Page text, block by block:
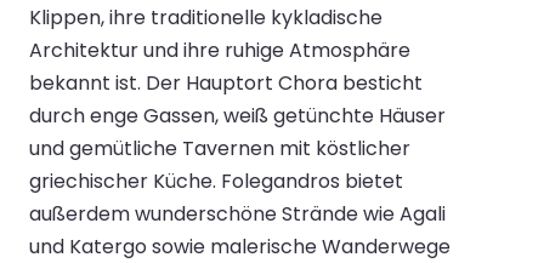
Klippen, ihre traditionelle kykladische
Architektur und ihre ruhige Atmosphäre
bekannt ist. Der Hauptort Chora besticht
durch enge Gassen, weiß getünchte Häuser
und gemütliche Tavernen mit köstlicher
griechischer Küche. Folegandros bietet
außerdem wunderschöne Strände wie Agali
und Katergo sowie malerische Wanderwege